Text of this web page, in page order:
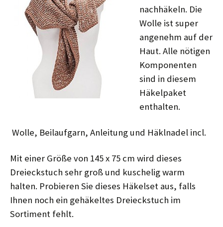
nachhäkeln. Die
Wolle ist super
angenehm auf der
Haut. Alle nötigen
Komponenten
sind in diesem
Häkelpaket
enthalten.
Wolle, Beilaufgarn, Anleitung und Häklnadel incl.
Mit einer Größe von 145 x 75 cm wird dieses
Dreieckstuch sehr groß und kuschelig warm
halten. Probieren Sie dieses Häkelset aus, falls
Ihnen noch ein gehäkeltes Dreieckstuch im
Sortiment fehlt.